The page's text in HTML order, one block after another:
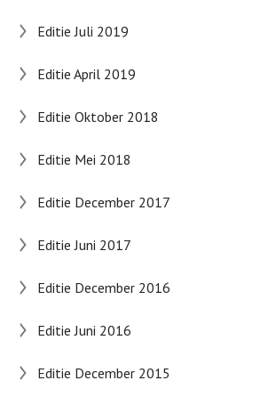
Editie Juli 2019
Editie April 2019
Editie Oktober 2018
Editie Mei 2018
Editie December 2017
Editie Juni 2017
Editie December 2016
Editie Juni 2016
Editie December 2015